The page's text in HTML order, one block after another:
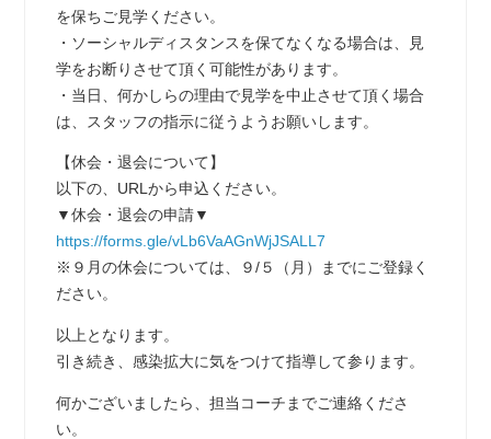
を保ちご見学ください。
・ソーシャルディスタンスを保てなくなる場合は、見
学をお断りさせて頂く可能性があります。
・当日、何かしらの理由で見学を中止させて頂く場合
は、スタッフの指示に従うようお願いします。
【休会・退会について】
以下の、URLから申込ください。
▼休会・退会の申請▼
https://forms.gle/vLb6VaAGnWjJSALL7
※９月の休会については、９/５（月）までにご登録く
ださい。
以上となります。
引き続き、感染拡大に気をつけて指導して参ります。
何かございましたら、担当コーチまでご連絡くださ
い。